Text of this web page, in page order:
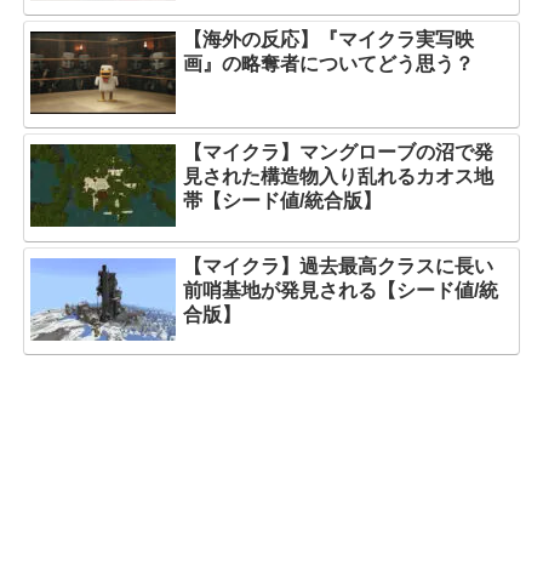
【海外の反応】『マイクラ実写映
画』の略奪者についてどう思う？
【マイクラ】マングローブの沼で発
見された構造物入り乱れるカオス地
帯【シード値/統合版】
【マイクラ】過去最高クラスに長い
前哨基地が発見される【シード値/統
合版】